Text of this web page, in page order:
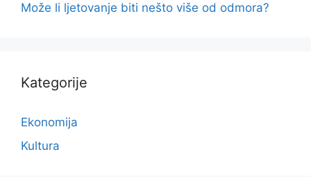
Može li ljetovanje biti nešto više od odmora?
Kategorije
Ekonomija
Kultura